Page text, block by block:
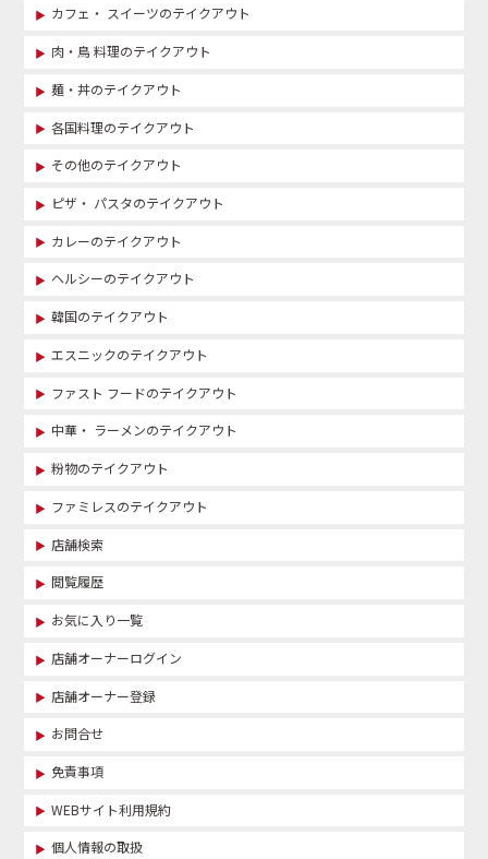
カフェ・ スイーツのテイクアウト
肉・鳥 料理のテイクアウト
麺・丼のテイクアウト
各国料理のテイクアウト
その他のテイクアウト
ピザ・ パスタのテイクアウト
カレーのテイクアウト
ヘルシーのテイクアウト
韓国のテイクアウト
エスニックのテイクアウト
ファスト フードのテイクアウト
中華・ ラーメンのテイクアウト
粉物のテイクアウト
ファミレスのテイクアウト
店舗検索
閲覧履歴
お気に入り一覧
店舗オーナーログイン
店舗オーナー登録
お問合せ
免責事項
WEBサイト利用規約
個人情報の取扱